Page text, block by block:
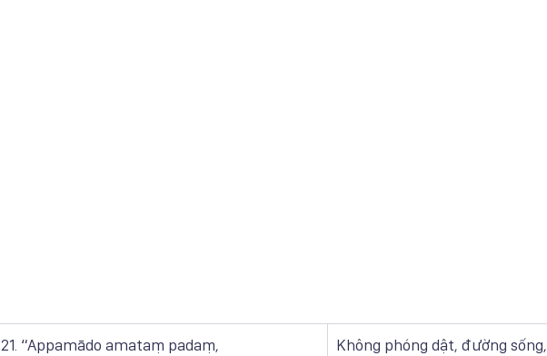
21. “Appamādo amataṃ padaṃ,
Không phóng dật, đường sống,